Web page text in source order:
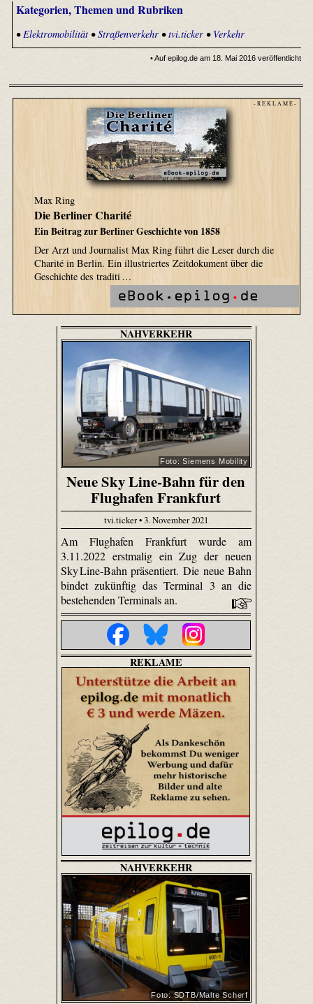
Kategorien, Themen und Rubriken
•Elektromobilität•Straßenverkehr•tvi.ticker• Verkehr
• Auf epilog.de am 18. Mai 2016 veröffentlicht
- R E K L A M E -
Max Ring
Die Berliner Charité
Ein Beitrag zur Berliner Geschichte von 1858
Der Arzt und Journalist Max Ring führt die Leser durch die
Charité in Berlin. Ein illustriertes Zeitdokument über die
Geschichte des traditi …
NAHVERKEHR
Foto: Siemens Mobility
Neue Sky Line-Bahn für den
Flughafen Frankfurt
tvi.ticker • 3. November 2021
Am Flughafen Frankfurt wurde am
3.11.2022 erstmalig ein Zug der neuen
Sky Line-Bahn präsentiert. Die neue Bahn
bindet zukünftig das Terminal 3 an die
bestehenden Terminals an.
REKLAME
NAHVERKEHR
Foto: SDTB/Malte Scherf